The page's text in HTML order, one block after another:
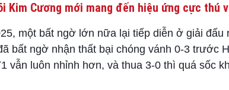
Kim Cương mới mang đến hiệu ứng cực thú
một bất ngờ lớn nữa lại tiếp diễn ở giải đấu
bất ngờ nhận thất bại chóng vánh 0-3 trước
vẫn luôn nhỉnh hơn, và thua 3-0 thì quá sốc